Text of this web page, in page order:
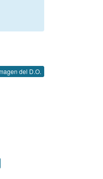
del D.O.